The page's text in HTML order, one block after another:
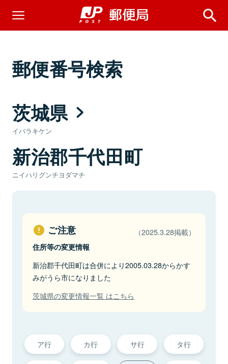
郵便番号検索
茨城県
イバラキケン
新治郡千代田町
ニイハリグンチヨダマチ
ご注意 （2025.3.28掲載）
住所等の変更情報
新治郡千代田町は合併により2005.03.28からかす
みがうら市になりました
茨城県の変更情報一覧 はこちら
ア行 カ行 サ行 タ行